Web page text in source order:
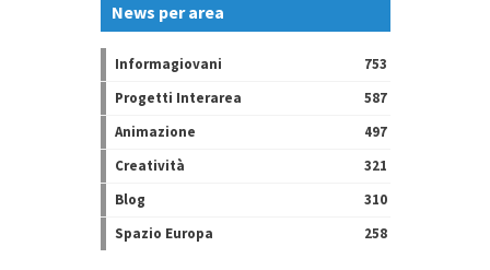
News per area
Informagiovani
753
Progetti Interarea
587
Animazione
497
Creatività
321
Blog
310
Spazio Europa
258